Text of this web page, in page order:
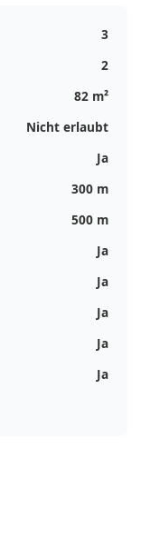
3
2
82 m²
Nicht erlaubt
Ja
300 m
500 m
Ja
Ja
Ja
Ja
Ja